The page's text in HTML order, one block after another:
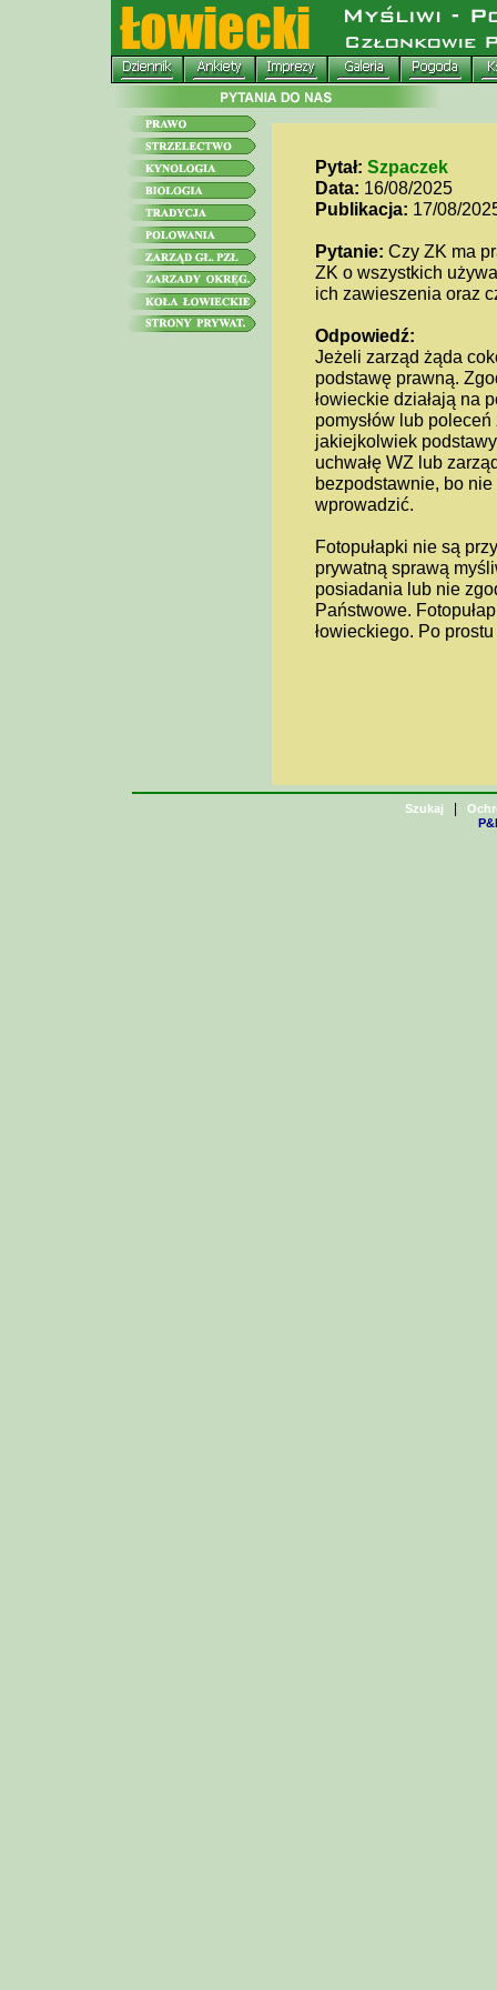
Pytał: Szpaczek
Data: 16/08/2025
Publikacja: 17/08/
Pytanie: Czy ZK ma
ZK o wszystkich
ich zawieszenia oraz
Odpowiedź:
Jeżeli zarząd żąda
podstawę prawną.
łowieckie działają na
pomysłów lub
jakiejkolwiek
uchwałę WZ lub
bezpodstawnie, bo
wprowadzić.
Fotopułapki nie są
prywatną sprawą
posiadania lub nie
Państwowe.
łowieckiego. Po
Szukaj